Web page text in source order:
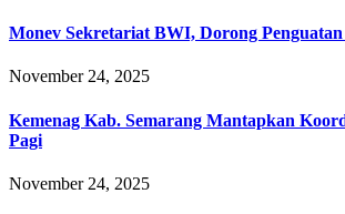
Monev Sekretariat BWI, Dorong
November 24, 2025
Kemenag Kab. Semarang Mantapkan
Pagi
November 24, 2025